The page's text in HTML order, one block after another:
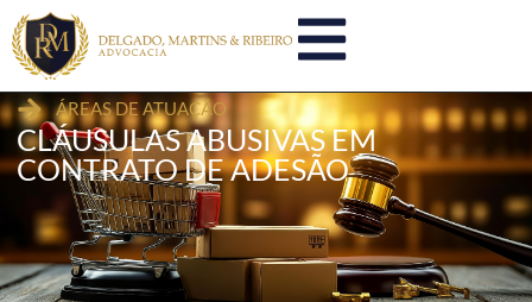
ÁREAS DE ATUAÇÃO
CLÁUSULAS ABUSIVAS EM
CONTRATO DE ADESÃO